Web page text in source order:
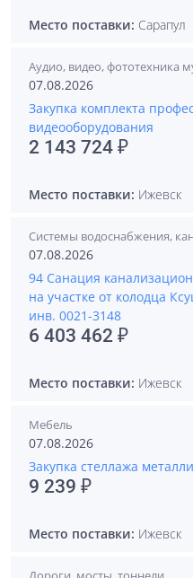
Место поставки: Сарапул
Аудио, видео, фототехника
07.08.2026
Закупка комплекта
видеооборудования
2 143 724 ₽
Место поставки: Ижевск
Системы водоснабжения,
07.08.2026
94 Санация
на участке от колодца
инв. 0021-3148
6 403 462 ₽
Место поставки: Ижевск
Мебель
07.08.2026
Закупка стеллажа
9 239 ₽
Место поставки: Ижевск